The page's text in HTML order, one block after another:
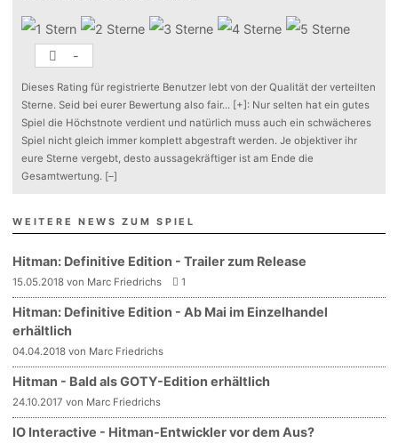
-
Dieses Rating für registrierte Benutzer lebt von der Qualität der verteilten
Sterne. Seid bei eurer Bewertung also fair... [+]: Nur selten hat ein gutes
Spiel die Höchstnote verdient und natürlich muss auch ein schwächeres
Spiel nicht gleich immer komplett abgestraft werden. Je objektiver ihr
eure Sterne vergebt, desto aussagekräftiger ist am Ende die
Gesamtwertung. [–]
WEITERE NEWS ZUM SPIEL
Hitman: Definitive Edition - Trailer zum Release
15.05.2018 von Marc Friedrichs 1
Hitman: Definitive Edition - Ab Mai im Einzelhandel
erhältlich
04.04.2018 von Marc Friedrichs
Hitman - Bald als GOTY-Edition erhältlich
24.10.2017 von Marc Friedrichs
IO Interactive - Hitman-Entwickler vor dem Aus?